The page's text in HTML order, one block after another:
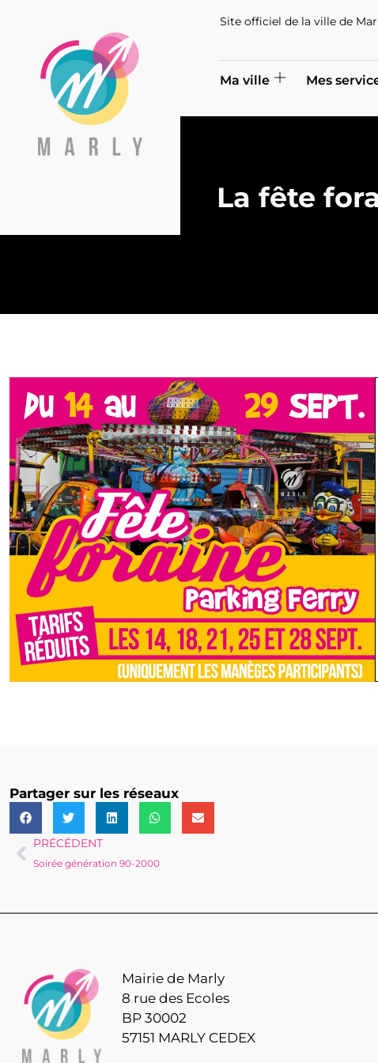
Site officiel de la ville de
Ma ville Mes
La fête
Partager sur les réseaux
PRÉCÉDENT
Soirée génération 90-2000
Mairie de Marly
8 rue des Ecoles
BP 30002
57151 MARLY CEDEX